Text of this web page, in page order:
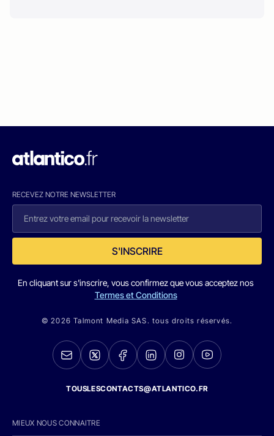
RECEVEZ NOTRE NEWSLETTER
S'INSCRIRE
En cliquant sur s'inscrire, vous confirmez que vous acceptez nos
Termes et Conditions
© 2026 Talmont Media SAS. tous droits réservés.
TOUSLESCONTACTS@ATLANTICO.FR
MIEUX NOUS CONNAITRE